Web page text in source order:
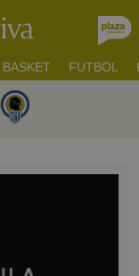
BASKET FUTBOL